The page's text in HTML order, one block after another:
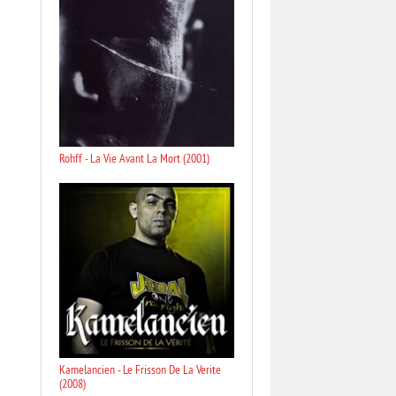
Rohff - La Vie Avant La Mort (2001)
Kamelancien - Le Frisson De La Verite
(2008)